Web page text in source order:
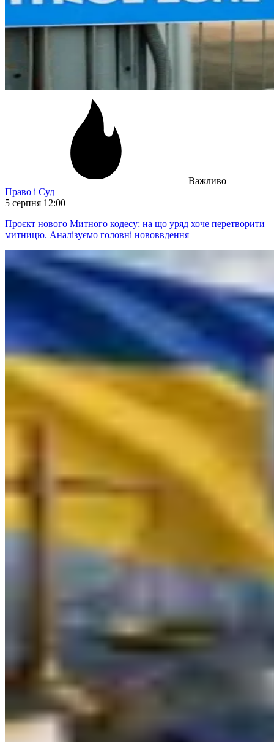
Важливо
Право і Суд
5 серпня 12:00
Проєкт нового Митного кодесу: на що уряд хоче перетворити
митницю. Аналізуємо головні нововвдення